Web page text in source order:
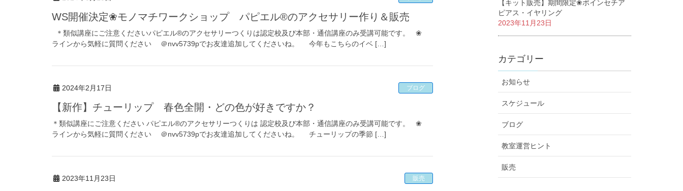
WS開催決定❀モノマチワークショップ パピエル®のアクセサリー作り＆販売
＊類似講座にご注意くださいパピエル®のアクセサリーつくりは認定校及び本部・通信講座のみ受講可能です。 ❀
ラインから気軽に質問ください ＠nvv5739pでお友達追加してくださいね。 今年もこちらのイベ […]
2024年2月17日 ブログ
【新作】チューリップ 春色全開・どの色が好きですか？
＊類似講座にご注意ください パピエル®のアクセサリーつくりは 認定校及び本部・通信講座のみ受講可能です。 ❀
ラインから気軽に質問ください ＠nvv5739pでお友達追加してくださいね。 チューリップの季節 […]
2023年11月23日 販売
【キット販売】期間限定❀ポインセチア
ピアス・イヤリング
2023年11月23日
カテゴリー
お知らせ
スケジュール
ブログ
教室運営ヒント
販売